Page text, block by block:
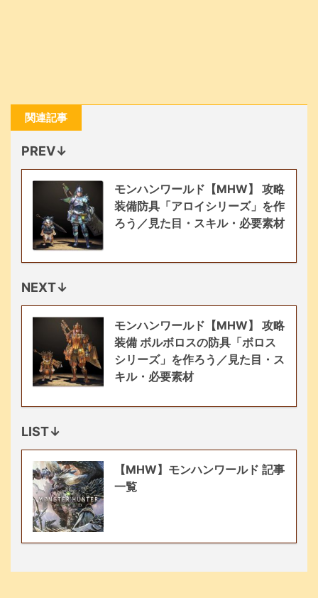
関連記事
PREV↓
モンハンワールド【MHW】 攻略
装備防具「アロイシリーズ」を作
ろう／見た目・スキル・必要素材
NEXT↓
モンハンワールド【MHW】 攻略
装備 ボルボロスの防具「ボロス
シリーズ」を作ろう／見た目・ス
キル・必要素材
LIST↓
【MHW】モンハンワールド 記事
一覧